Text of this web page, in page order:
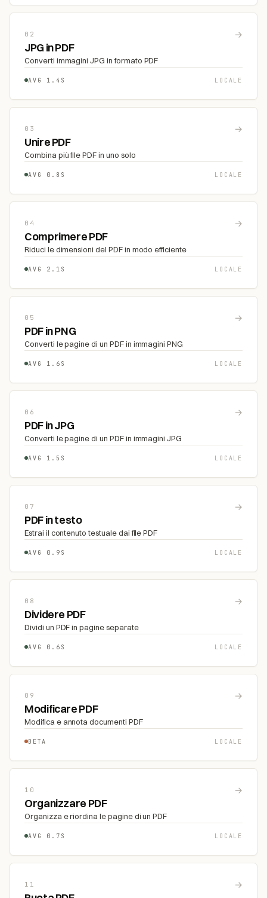
02 →
JPG in PDF
Converti immagini JPG in formato PDF
AVG 1.4S LOCALE
03 →
Unire PDF
Combina più file PDF in uno solo
AVG 0.8S LOCALE
04 →
Comprimere PDF
Riduci le dimensioni del PDF in modo efficiente
AVG 2.1S LOCALE
05 →
PDF in PNG
Converti le pagine di un PDF in immagini PNG
AVG 1.6S LOCALE
06 →
PDF in JPG
Converti le pagine di un PDF in immagini JPG
AVG 1.5S LOCALE
07 →
PDF in testo
Estrai il contenuto testuale dai file PDF
AVG 0.9S LOCALE
08 →
Dividere PDF
Dividi un PDF in pagine separate
AVG 0.6S LOCALE
09 →
Modificare PDF
Modifica e annota documenti PDF
BETA LOCALE
10 →
Organizzare PDF
Organizza e riordina le pagine di un PDF
AVG 0.7S LOCALE
11 →